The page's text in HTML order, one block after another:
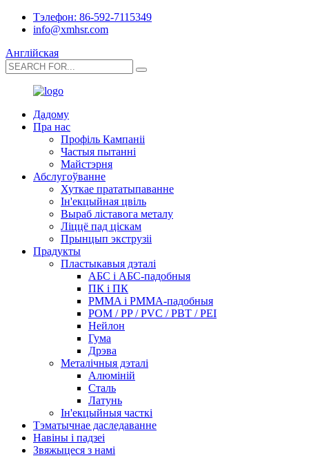
Тэлефон: 86-592-7115349
info@xmhsr.com
Англійская
Дадому
Пра нас
Профіль Кампаніі
Частыя пытанні
Майстэрня
Абслугоўванне
Хуткае прататыпаванне
Ін'екцыйная цвіль
Выраб ліставога металу
Ліццё пад ціскам
Прынцып экструзіі
Прадукты
Пластыкавыя дэталі
АБС і АБС-падобныя
ПК і ПК
PMMA і PMMA-падобныя
POM / PP / PVC / PBT / PEI
Нейлон
Гума
Дрэва
Металічныя дэталі
Алюміній
Сталь
Латунь
Ін'екцыйныя часткі
Тэматычнае даследаванне
Навіны і падзеі
Звяжыцеся з намі